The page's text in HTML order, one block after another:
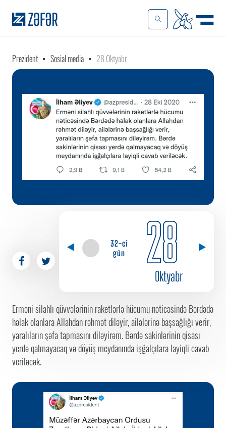
Prezident Sosial media 28 Oktyabr
32-ci
gün
28
Oktyabr
Erməni silahlı qüvvələrinin raketlərlə hücumu nəticəsində Bərdədə
həlak olanlara Allahdan rəhmət diləyir, ailələrinə başsağlığı verir,
yaralıların şəfa tapmasını diləyirəm. Bərdə sakinlərinin qisası
yerdə qalmayacaq və döyüş meydanında işğalçılara layiqli cavab
veriləcək.